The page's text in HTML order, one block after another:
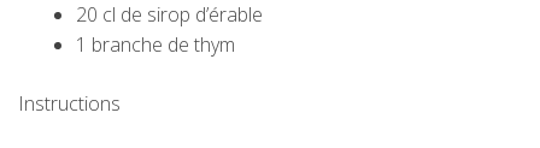
20 cl de sirop d’érable
1 branche de thym
Instructions